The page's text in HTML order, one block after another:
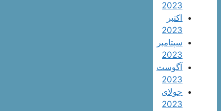
2023
اکتبر
2023
سپتامبر
2023
آگوست
2023
جولای
2023